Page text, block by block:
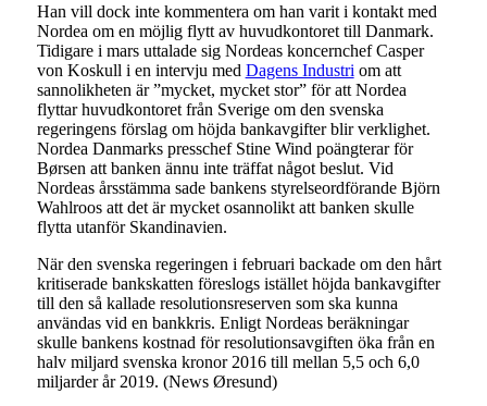
Han vill dock inte kommentera om han varit i kontakt med
Nordea om en möjlig flytt av huvudkontoret till Danmark.
Tidigare i mars uttalade sig Nordeas koncernchef Casper
von Koskull i en intervju med Dagens Industri om att
sannolikheten är ”mycket, mycket stor” för att Nordea
flyttar huvudkontoret från Sverige om den svenska
regeringens förslag om höjda bankavgifter blir verklighet.
Nordea Danmarks presschef Stine Wind poängterar för
Børsen att banken ännu inte träffat något beslut. Vid
Nordeas årsstämma sade bankens styrelseordförande Björn
Wahlroos att det är mycket osannolikt att banken skulle
flytta utanför Skandinavien.
När den svenska regeringen i februari backade om den hårt
kritiserade bankskatten föreslogs istället höjda bankavgifter
till den så kallade resolutionsreserven som ska kunna
användas vid en bankkris. Enligt Nordeas beräkningar
skulle bankens kostnad för resolutionsavgiften öka från en
halv miljard svenska kronor 2016 till mellan 5,5 och 6,0
miljarder år 2019. (News Øresund)